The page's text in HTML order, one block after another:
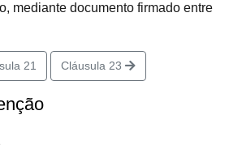
mediante documento firmado entre
21 Cláusula 23